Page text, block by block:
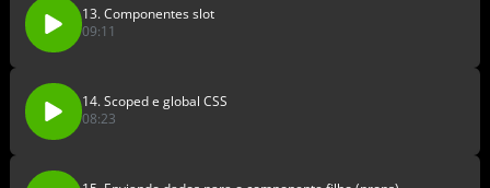
13. Componentes slot
09:11
14. Scoped e global CSS
08:23